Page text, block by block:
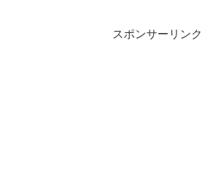
スポンサーリンク